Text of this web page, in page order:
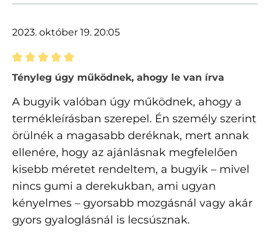
2023. október 19. 20:05
Értékelés 5 of 5 csillagok besorolásával
Tényleg úgy működnek, ahogy le van írva
A bugyik valóban úgy működnek, ahogy a
termékleírásban szerepel. Én személy szerint
örülnék a magasabb deréknak, mert annak
ellenére, hogy az ajánlásnak megfelelően
kisebb méretet rendeltem, a bugyik – mivel
nincs gumi a derekukban, ami ugyan
kényelmes – gyorsabb mozgásnál vagy akár
gyors gyaloglásnál is lecsúsznak.